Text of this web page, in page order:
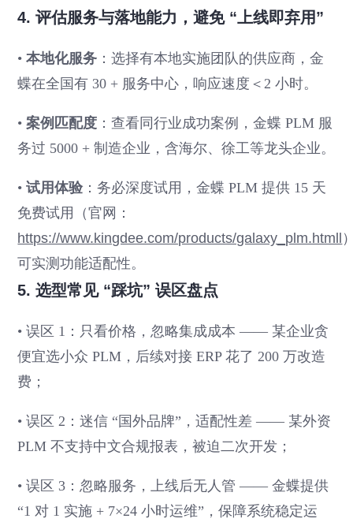
4. 评估服务与落地能力，避免 “上线即弃用”
•本地化服务 ：选择有本地实施团队的供应商，金
蝶在全国有 30 + 服务中心，响应速度＜2 小时。
•案例匹配度 ：查看同行业成功案例，金蝶 PLM 服
务过 5000 + 制造企业，含海尔、徐工等龙头企业。
•试用体验：务必深度试用，金蝶 PLM 提供 15 天
免费试用（官网：
https://www.kingdee.com/products/galaxy_plm.htmll
可实测功能适配性。
5. 选型常见 “踩坑” 误区盘点
• 误区 1：只看价格，忽略集成成本 —— 某企业贪
便宜选小众 PLM，后续对接 ERP 花了 200 万改造
费；
• 误区 2：迷信 “国外品牌”，适配性差 —— 某外资
PLM 不支持中文合规报表，被迫二次开发；
• 误区 3：忽略服务，上线后无人管 —— 金蝶提供
“1 对 1 实施 + 7×24 小时运维”，保障系统稳定运